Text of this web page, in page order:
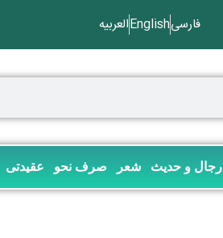
فارسیEnglishالعربیه
رجال و حدیث شعر صرف نحو عقیدتی